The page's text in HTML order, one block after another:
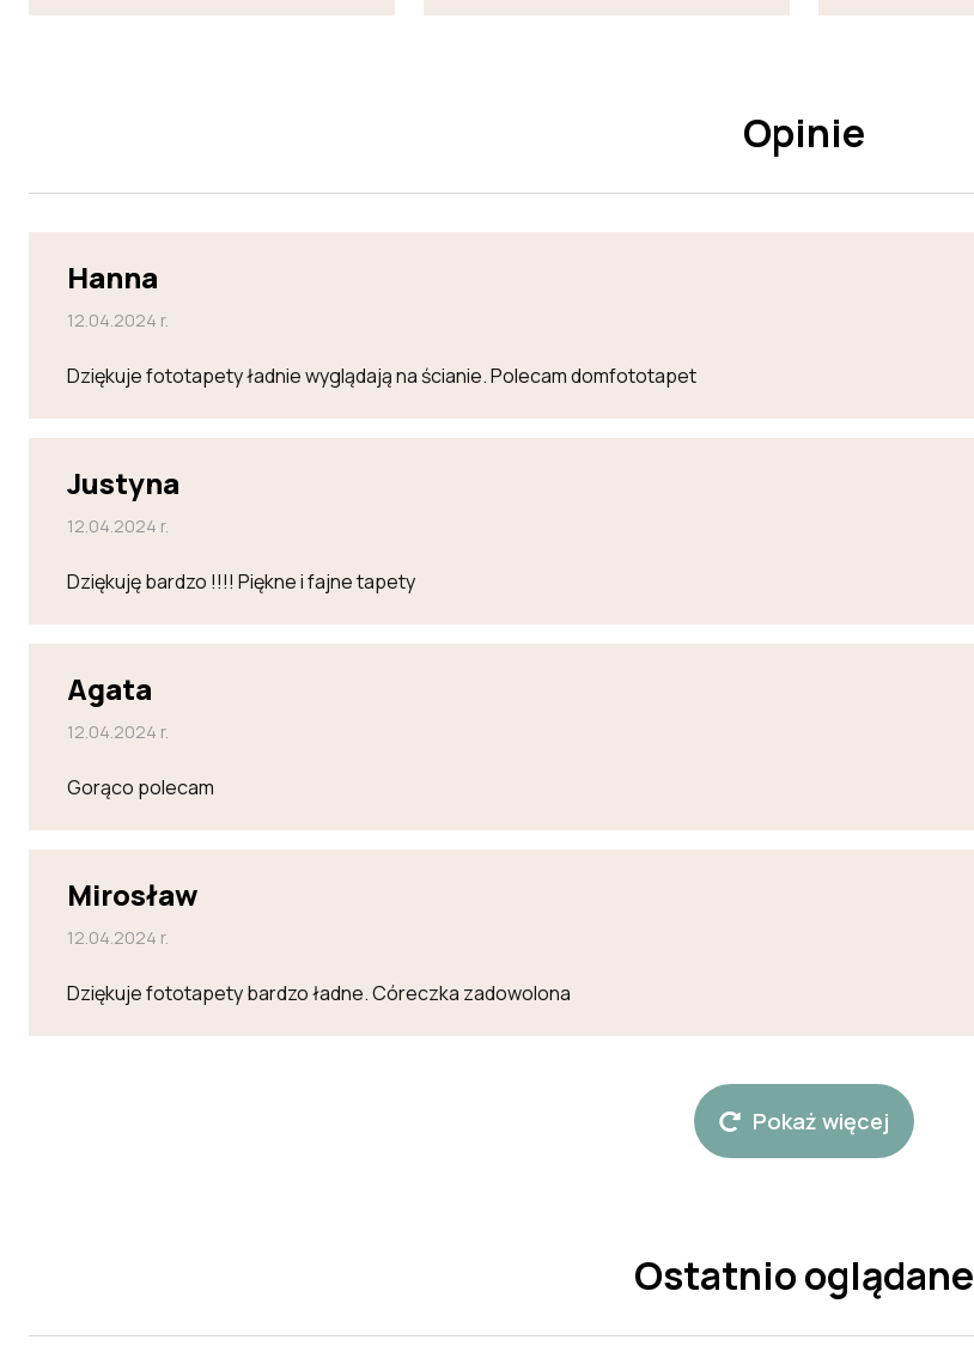
Opinie
Hanna
12.04.2024 r.
Dziękuje fototapety ładnie wyglądają na ścianie. Polecam domfototapet
Justyna
12.04.2024 r.
Dziękuję bardzo !!!! Piękne i fajne tapety
Agata
12.04.2024 r.
Gorąco polecam
Mirosław
12.04.2024 r.
Dziękuje fototapety bardzo ładne. Córeczka zadowolona
Pokaż więcej
Ostatnio oglądane